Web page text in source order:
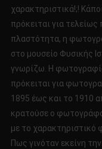
χαρακτηριστικά!;!
πρόκειται για
πλαστότητα, η
στο μουσείο Φυσικής
γνωρίζω. Η
πρόκειται για
1895 έως και το 1910
κρατούσε ο
με το χαρακτηριστικό
Πως γινόταν εκείνη